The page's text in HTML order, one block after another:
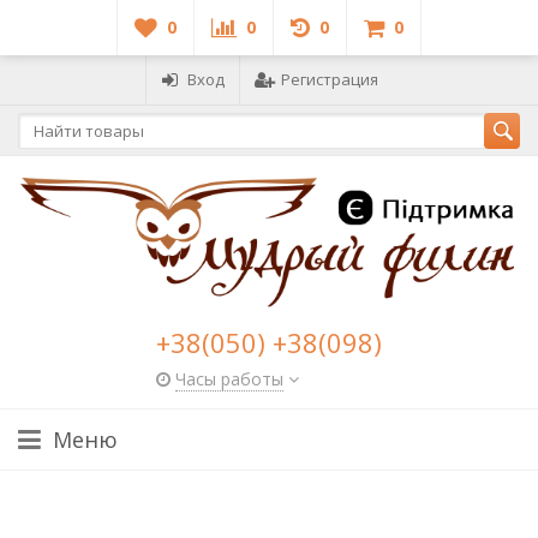
0 0 0 0
Вход Регистрация
+38(050) +38(098)
Часы работы
Меню